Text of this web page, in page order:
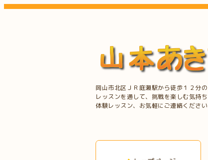
岡山市北区ＪＲ庭瀬駅から徒歩１２分
レッスンを通して、挑戦を楽しむ気持
体験レッスン、お気軽にご連絡ください